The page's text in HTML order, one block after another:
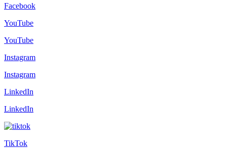
Facebook
YouTube
YouTube
Instagram
Instagram
LinkedIn
LinkedIn
TikTok